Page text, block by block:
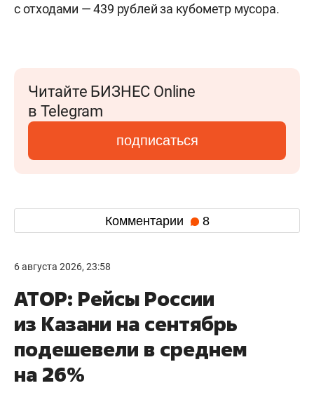
с отходами — 439 рублей за кубометр мусора.
Читайте БИЗНЕС Online
в Telegram
подписаться
Комментарии 8
6 августа 2026, 23:58
АТОР: Рейсы России
из Казани на сентябрь
подешевели в среднем
на 26%